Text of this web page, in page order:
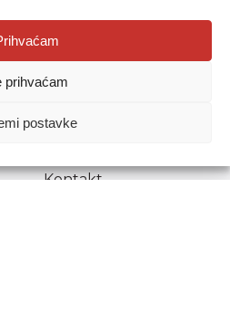
prihvaćam
postavke
je uz navođenje izvora.
Kontakt